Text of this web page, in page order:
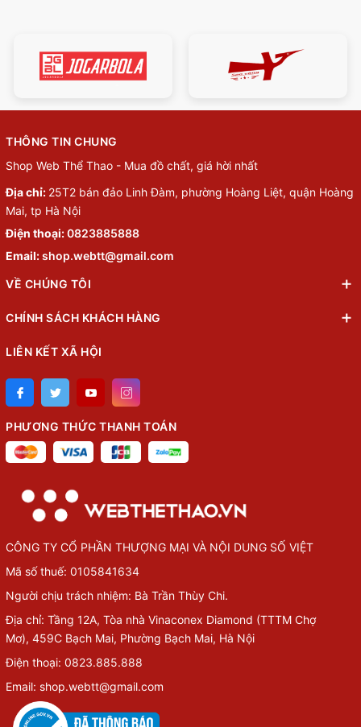
THÔNG TIN CHUNG
Shop Web Thể Thao - Mua đồ chất, giá hời nhất
Địa chỉ: 25T2 bán đảo Linh Đàm, phường Hoàng Liệt, quận Hoàng
Mai, tp Hà Nội
Điện thoại:0823885888
Email:shop.webtt@gmail.com
VỀ CHÚNG TÔI
CHÍNH SÁCH KHÁCH HÀNG
LIÊN KẾT XÃ HỘI
PHƯƠNG THỨC THANH TOÁN
CÔNG TY CỔ PHẦN THƯỢNG MẠI VÀ NỘI DUNG SỐ VIỆT
Mã số thuế: 0105841634
Người chịu trách nhiệm: Bà Trần Thùy Chi.
Địa chỉ: Tầng 12A, Tòa nhà Vinaconex Diamond (TTTM Chợ
Mơ), 459C Bạch Mai, Phường Bạch Mai, Hà Nội
Điện thoại: 0823.885.888
Email: shop.webtt@gmail.com